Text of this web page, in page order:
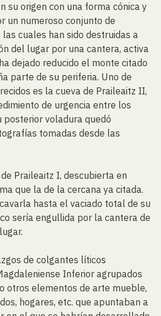
su origen con una forma cónica y
un numeroso conjunto de
las cuales han sido destruidas a
del lugar por una cantera, activa
dejado reducido el monte citado
parte de su periferia. Uno de
es la cueva de Praileaitz II,
de urgencia entre los
posterior voladura quedó
tomadas desde las
Praileaitz I, descubierta en
que la de la cercana ya citada.
hasta el vaciado total de su
sería engullida por la cantera de
de colgantes líticos
Inferior agrupados
otros elementos de arte mueble,
hogares, etc. que apuntaban a